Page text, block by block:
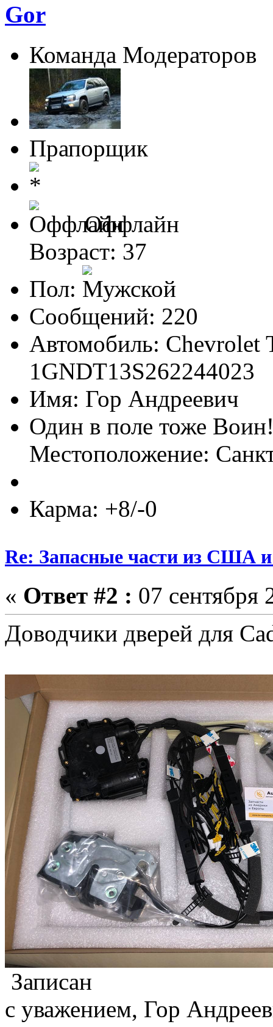
Gor
Команда Модераторов
Прапорщик
Оффлайн
Возраст: 37
Пол:
Сообщений: 220
Автомобиль: Chevrolet
1GNDT13S262244023
Имя: Гор Андреевич
Один в поле тоже
Местоположение:
Карма: +8/-0
Re: Запасные части из США
« Ответ #2 : 07 сентября
Доводчики дверей для
Записан
с уважением, Гор